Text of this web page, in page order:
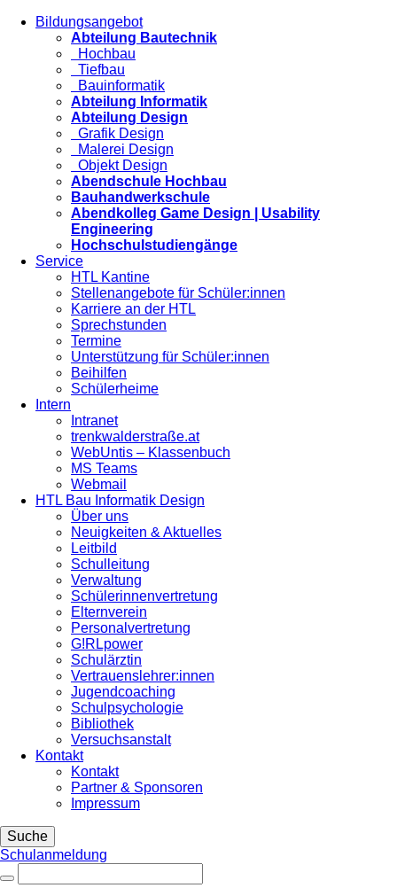
Bildungsangebot
Abteilung Bautechnik
Hochbau
Tiefbau
Bauinformatik
Abteilung Informatik
Abteilung Design
Grafik Design
Malerei Design
Objekt Design
Abendschule Hochbau
Bauhandwerkschule
Abendkolleg Game Design | Usability
Engineering
Hochschulstudiengänge
Service
HTL Kantine
Stellenangebote für Schüler:innen
Karriere an der HTL
Sprechstunden
Termine
Unterstützung für Schüler:innen
Beihilfen
Schülerheime
Intern
Intranet
trenkwalderstraße.at
WebUntis – Klassenbuch
MS Teams
Webmail
HTL Bau Informatik Design
Über uns
Neuigkeiten & Aktuelles
Leitbild
Schulleitung
Verwaltung
Schülerinnenvertretung
Elternverein
Personalvertretung
G!RLpower
Schulärztin
Vertrauenslehrer:innen
Jugendcoaching
Schulpsychologie
Bibliothek
Versuchsanstalt
Kontakt
Kontakt
Partner & Sponsoren
Impressum
Suche
Schulanmeldung